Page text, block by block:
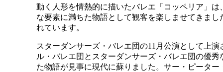
動く人形を情熱的に描いたバレエ「コッペリア」
な要素に満ちた物語として観客を楽しませてきま
れています。
スターダンサーズ・バレエ団の11月公演として上
ル・バレエ団とスターダンサーズ・バレエ団の優
た物語が見事に現代に蘇りました。サー・ピータ